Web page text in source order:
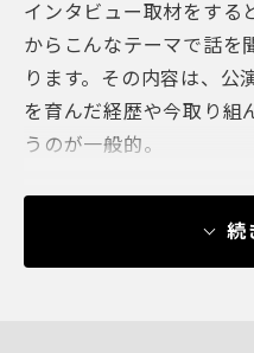
インタビュー取材をする
からこんなテーマで話を
ります。その内容は、公
を育んだ経歴や今取り組
うのが一般的。
続